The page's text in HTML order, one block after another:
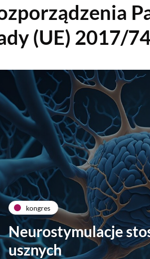
(UE) 2017/
kongres
Neurostymulacje
usznych